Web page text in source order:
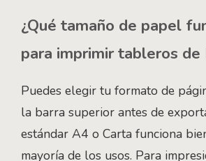
¿Qué tamaño de papel
para imprimir tableros
Puedes elegir tu formato de
la barra superior antes de
estándar A4 o Carta funciona
mayoría de los usos. Para